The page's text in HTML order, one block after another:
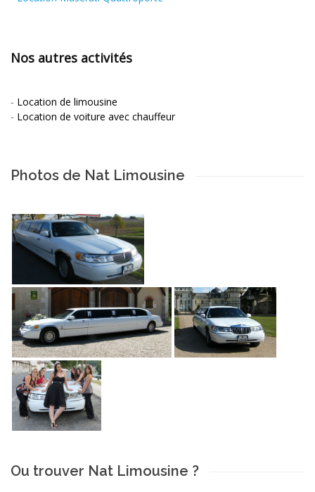
Nos autres activités
- Location de limousine
- Location de voiture avec chauffeur
Photos de Nat Limousine
Ou trouver Nat Limousine ?